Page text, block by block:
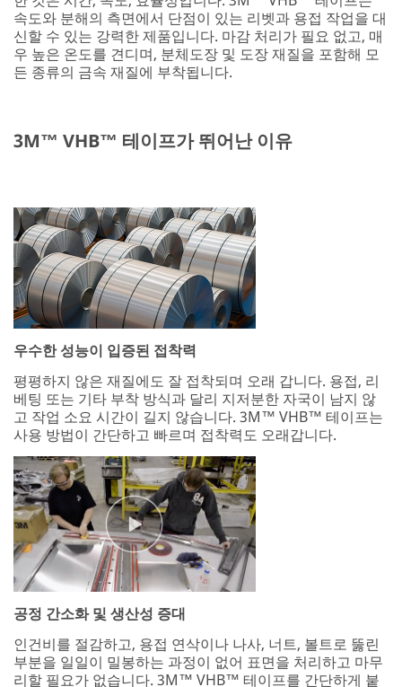
속도와 분해의 측면에서 단점이 있는 리벳과 용접 작업을 대
신할 수 있는 강력한 제품입니다. 마감 처리가 필요 없고, 매
우 높은 온도를 견디며, 분체도장 및 도장 재질을 포함해 모
든 종류의 금속 재질에 부착됩니다.
3M™ VHB™ 테이프가 뛰어난 이유
우수한 성능이 입증된 접착력
평평하지 않은 재질에도 잘 접착되며 오래 갑니다. 용접, 리
베팅 또는 기타 부착 방식과 달리 지저분한 자국이 남지 않
고 작업 소요 시간이 길지 않습니다. 3M™ VHB™ 테이프는
사용 방법이 간단하고 빠르며 접착력도 오래갑니다.
공정 간소화 및 생산성 증대
인건비를 절감하고, 용접 연삭이나 나사, 너트, 볼트로 뚫린
부분을 일일이 밀봉하는 과정이 없어 표면을 처리하고 마무
리할 필요가 없습니다. 3M™ VHB™ 테이프를 간단하게 붙